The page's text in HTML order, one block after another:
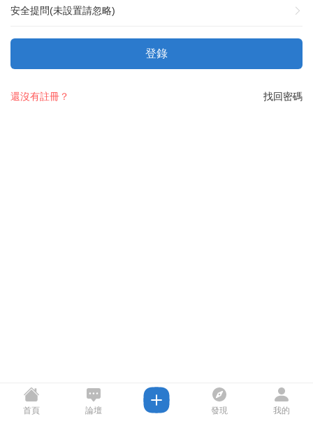
安全提問(未設置請忽略)
登錄
找回密碼
還沒有註冊？
首頁 論壇 發現 我的